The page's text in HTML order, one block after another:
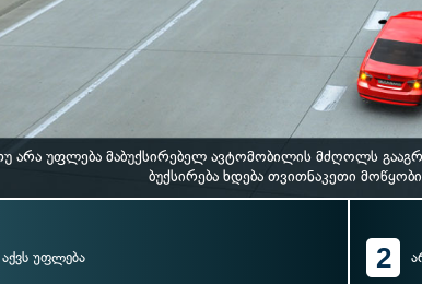
არა უფლება მაბუქსირებელ ავტომობილის მძღოლს
ბუქსირება ხდება თვითნაკეთი
აქვს უფლება 2